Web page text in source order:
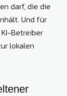
darf, die die
Und für
Betreiber
lokalen